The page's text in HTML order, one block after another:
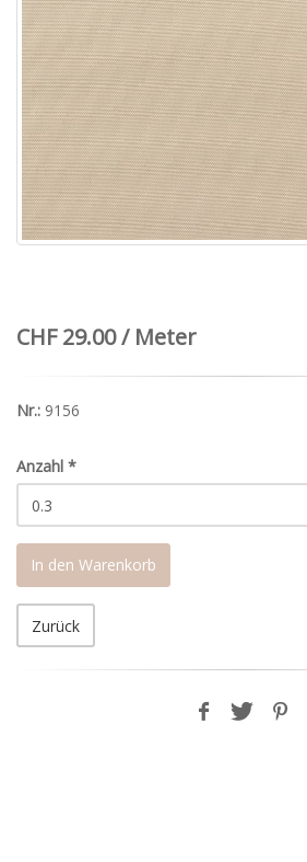
CHF 29.00 / Meter
Nr.: 9156
Anzahl *
In den Warenkorb
Zurück